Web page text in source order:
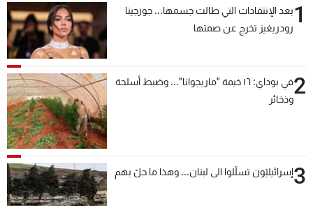
1بعد الإنتقادات التي طالت جسمها... جورجينا
رودريغيز تخرج عن صمتها
2
في بوداي: ١٦ خيمة "ماريجوانا"... وضبط أسلحة
وذخائر
3إسرائيليّون تسلّلوا الى لبنان... وهذا ما حلّ بهم